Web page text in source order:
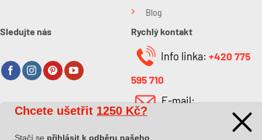
Blog
Sledujte nás
O společnosti
O nás
Rychlý kontakt
Info linka: +420 775
595 710
E-mail:
Chcete ušetřit 1250 Kč?
Stačí se přihlásit k odběru našeho